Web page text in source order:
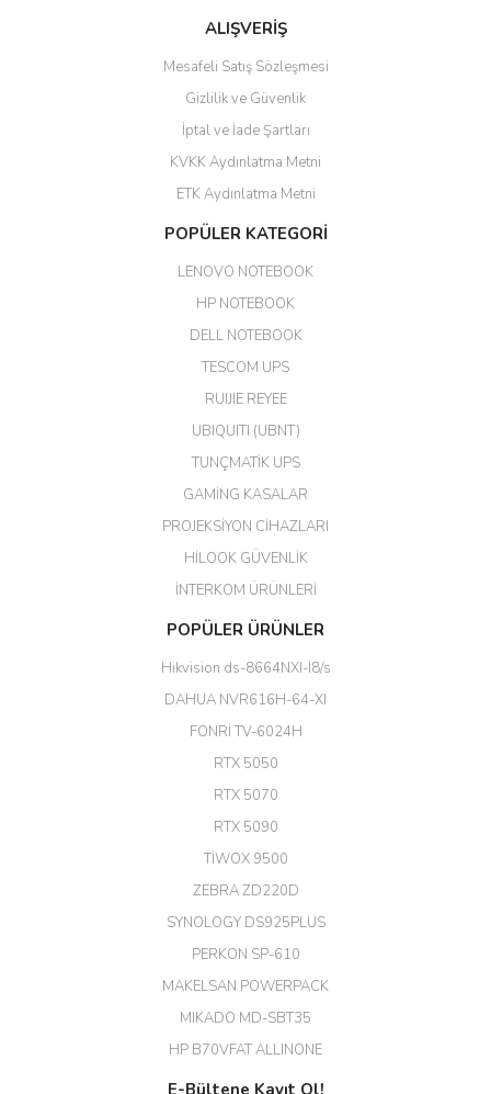
hızlı güvenli bir alışveriş oldu
Yalçın Kaya | 20/06/2026
ahmet yiğit | 29/04/2026
Aldığım ürün kapalı kutu teslim
edildi. Teşekkür ederim.
GÜRKAN KETHÜDAOĞLU |
Her şey için teşekkür ederim çok
Erdal Cingöz | 07/02/2026
Başarılı. Bu vasıfta bir ürünü bu
kadar uygun fiyata bulabilmek
büyük şans. Güvenliticaret
(HIKVISION DS-3E0326P-E/M(B)
EROL ÇAKMAK | 26/12/2025
Diğer yorumları göster
ALIŞVERİŞ
Mesafeli Satış Sözleşmesi
Gizlilik ve Güvenlik
İptal ve İade Şartları
KVKK Aydınlatma Metni
ETK Aydınlatma Metni
POPÜLER KATEGORİ
LENOVO NOTEBOOK
HP NOTEBOOK
DELL NOTEBOOK
TESCOM UPS
RUIJIE REYEE
UBIQUITI (UBNT)
TUNÇMATİK UPS
GAMİNG KASALAR
PROJEKSİYON CİHAZLARI
HİLOOK GÜVENLİK
İNTERKOM ÜRÜNLERİ
POPÜLER ÜRÜNLER
Hikvision ds-8664NXI-I8/s
DAHUA NVR616H-64-XI
FONRİ TV-6024H
RTX 5050
RTX 5070
RTX 5090
TİWOX 9500
ZEBRA ZD220D
SYNOLOGY DS925PLUS
PERKON SP-610
MAKELSAN POWERPACK
MIKADO MD-SBT35
HP B70VFAT ALLINONE
E-Bültene Kayıt Ol!